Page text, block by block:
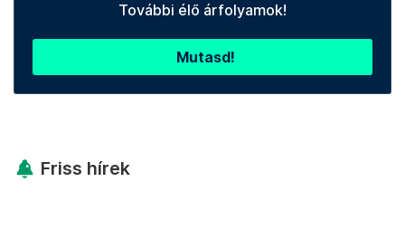
További élő árfolyamok!
Mutasd!
Friss hírek